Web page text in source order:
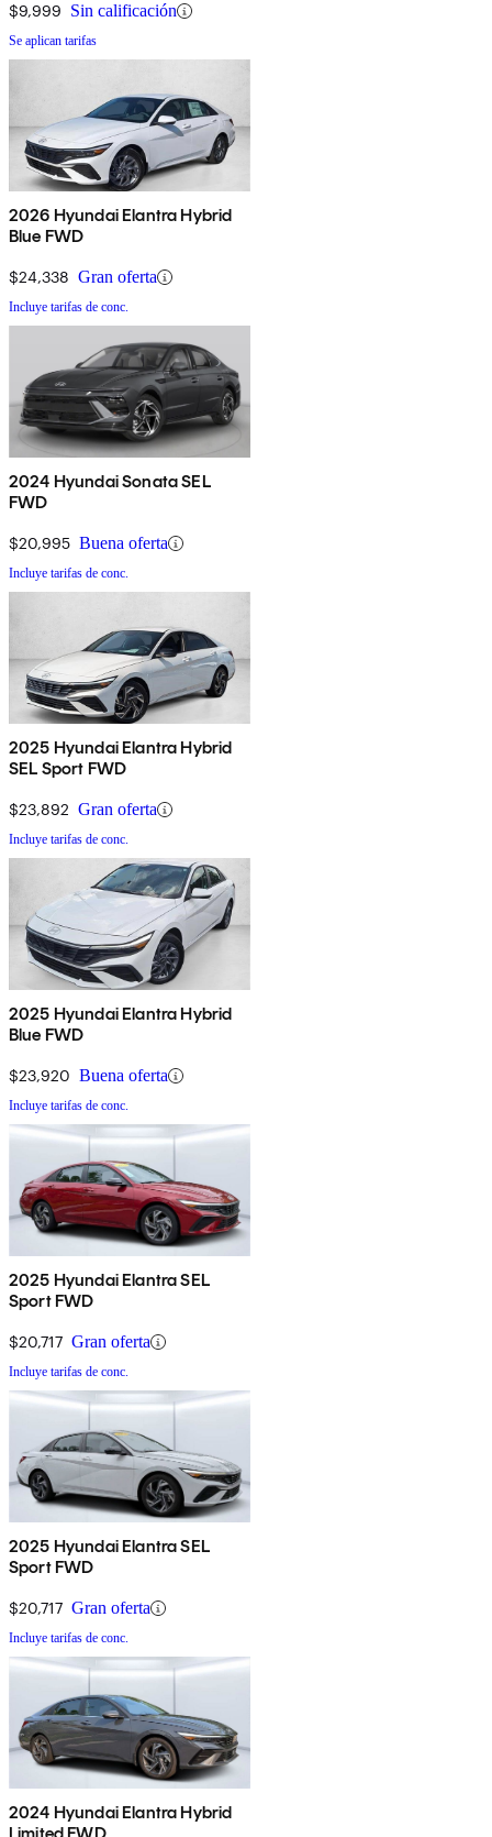
$9,999 Sin calificación
Se aplican tarifas
2026 Hyundai Elantra Hybrid
Blue FWD
$24,338 Gran oferta
Incluye tarifas de conc.
2024 Hyundai Sonata SEL
FWD
$20,995 Buena oferta
Incluye tarifas de conc.
2025 Hyundai Elantra Hybrid
SEL Sport FWD
$23,892 Gran oferta
Incluye tarifas de conc.
2025 Hyundai Elantra Hybrid
Blue FWD
$23,920 Buena oferta
Incluye tarifas de conc.
2025 Hyundai Elantra SEL
Sport FWD
$20,717 Gran oferta
Incluye tarifas de conc.
2025 Hyundai Elantra SEL
Sport FWD
$20,717 Gran oferta
Incluye tarifas de conc.
2024 Hyundai Elantra Hybrid